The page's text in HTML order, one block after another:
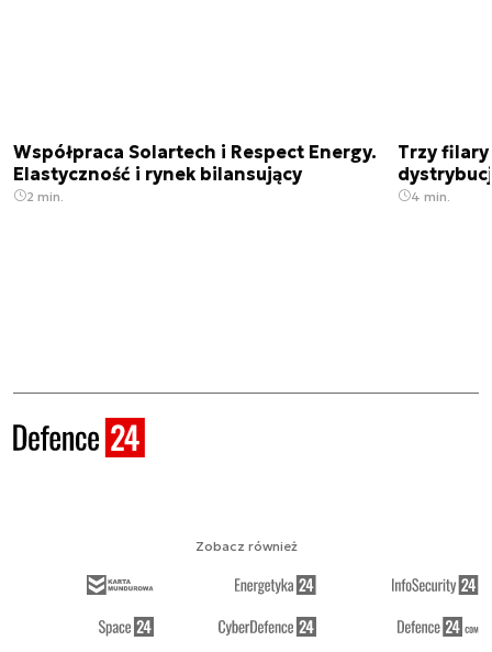
Współpraca Solartech i Respect Energy.
Elastyczność i rynek bilansujący
2 min.
Trzy filary
4 min.
Zobacz również